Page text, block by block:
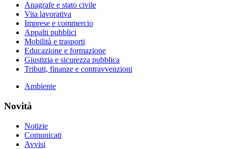
Anagrafe e stato civile
Vita lavorativa
Imprese e commercio
Appalti pubblici
Mobilità e trasporti
Educazione e formazione
Giustizia e sicurezza pubblica
Tributi, finanze e contravvenzioni
Ambiente
Novità
Notizie
Comunicati
Avvisi